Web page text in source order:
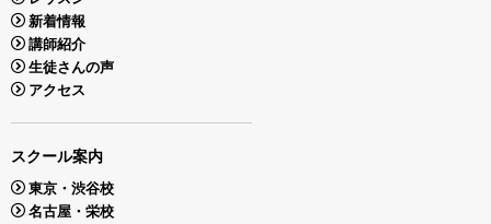
新着情報
講師紹介
生徒さんの声
アクセス
スクール案内
東京・渋谷校
名古屋・栄校